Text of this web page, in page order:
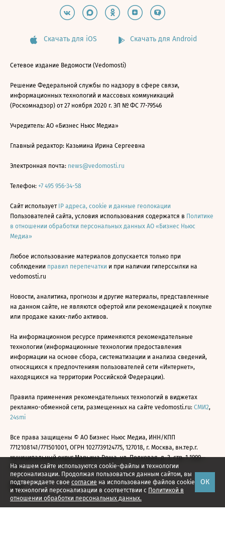
На нашем сайте используются cookie-файлы и технологии
персонализации. Продолжая пользоваться данным сайтом, вы
подтверждаете свое согласие на использование файлов cookie
и технологий персонализации в соответствии с Политикой в
отношении обработки персональных данных.
ОК
Скачать для iOS Скачать для Android
Сетевое издание Ведомости (Vedomosti)
Решение Федеральной службы по надзору в сфере связи,
информационных технологий и массовых коммуникаций
(Роскомнадзор) от 27 ноября 2020 г. ЭЛ № ФС 77-79546
Учредитель: АО «Бизнес Ньюс Медиа»
Главный редактор: Казьмина Ирина Сергеевна
Электронная почта: news@vedomosti.ru
Телефон: +7 495 956-34-58
Сайт использует IP адреса, cookie и данные геолокации
Пользователей сайта, условия использования содержатся в Политике
в отношении обработки персональных данных АО «Бизнес Ньюс
Медиа»
Любое использование материалов допускается только при
соблюдении правил перепечатки и при наличии гиперссылки на
vedomosti.ru
Новости, аналитика, прогнозы и другие материалы, представленные
на данном сайте, не являются офертой или рекомендацией к покупке
или продаже каких-либо активов.
На информационном ресурсе применяются рекомендательные
технологии (информационные технологии предоставления
информации на основе сбора, систематизации и анализа сведений,
относящихся к предпочтениям пользователей сети «Интернет»,
находящихся на территории Российской Федерации).
Правила применения рекомендательных технологий в виджетах
рекламно-обменной сети, размещенных на сайте vedomosti.ru: СМИ2,
24smi
Все права защищены © АО Бизнес Ньюс Медиа, ИНН/КПП
7712108141/771501001, ОГРН 1027739124775, 127018, г. Москва, вн.тер.г.
муниципальный округ Марьина Роща, ул. Полковая, д. 3, стр. 1 1999—
2026